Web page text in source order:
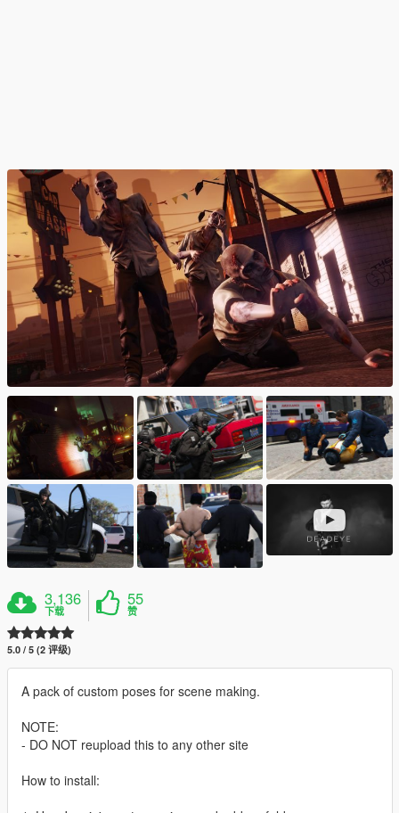
3,136
下载
55
赞
5.0 / 5 (2 评级)
A pack of custom poses for scene making.
NOTE:
- DO NOT reupload this to any other site
How to install: